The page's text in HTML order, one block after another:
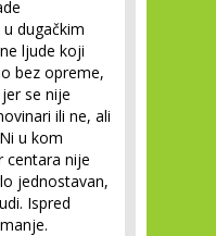
dugačkim
ljude koji
bez opreme,
se nije
ili ne, ali
u kom
centara nije
jednostavan,
Ispred